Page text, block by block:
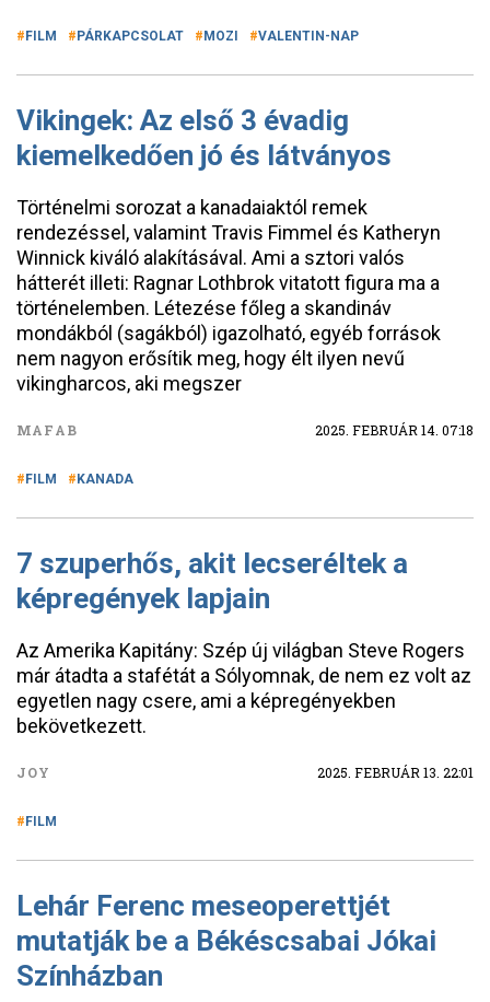
FILM PÁRKAPCSOLAT MOZI VALENTIN-NAP
Vikingek: Az első 3 évadig
kiemelkedően jó és látványos
Történelmi sorozat a kanadaiaktól remek
rendezéssel, valamint Travis Fimmel és Katheryn
Winnick kiváló alakításával. Ami a sztori valós
hátterét illeti: Ragnar Lothbrok vitatott figura ma a
történelemben. Létezése főleg a skandináv
mondákból (sagákból) igazolható, egyéb források
nem nagyon erősítik meg, hogy élt ilyen nevű
vikingharcos, aki megszer
MAFAB 2025. FEBRUÁR 14. 07:18
FILM KANADA
7 szuperhős, akit lecseréltek a
képregények lapjain
Az Amerika Kapitány: Szép új világban Steve Rogers
már átadta a stafétát a Sólyomnak, de nem ez volt az
egyetlen nagy csere, ami a képregényekben
bekövetkezett.
JOY 2025. FEBRUÁR 13. 22:01
FILM
Lehár Ferenc meseoperettjét
mutatják be a Békéscsabai Jókai
Színházban